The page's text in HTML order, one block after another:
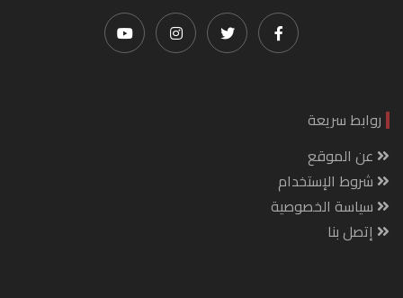
روابط سريعة
عن الموقع
شروط الإستخدام
سياسة الخصوصية
إتصل بنا